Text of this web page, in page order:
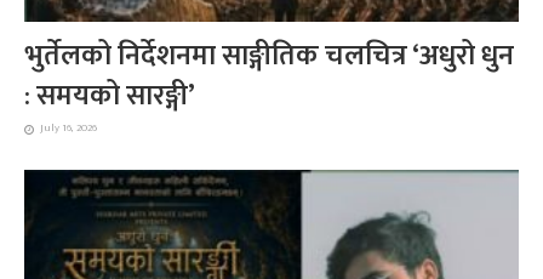
भुर्तेलको निर्देशनमा साङ्गीतिक चलचित्र ‘अधुरो धुन
: समयको सारङ्गी’
July 16, 2026